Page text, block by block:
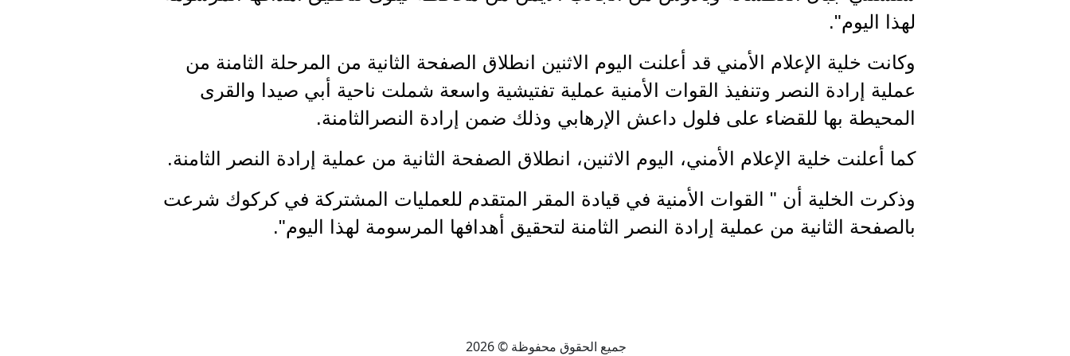
لهذا اليوم".
وكانت خلية الإعلام الأمني قد أعلنت اليوم الاثنين انطلاق الصفحة الثانية من المرحلة الثامنة من
عملية إرادة النصر وتنفيذ القوات الأمنية عملية تفتيشية واسعة شملت ناحية أبي صيدا والقرى
المحيطة بها للقضاء على فلول داعش الإرهابي وذلك ضمن إرادة النصرالثامنة.
كما أعلنت خلية الإعلام الأمني، اليوم الاثنين، انطلاق الصفحة الثانية من عملية إرادة النصر الثامنة.
وذكرت الخلية أن " القوات الأمنية في قيادة المقر المتقدم للعمليات المشتركة في كركوك شرعت
بالصفحة الثانية من عملية إرادة النصر الثامنة لتحقيق أهدافها المرسومة لهذا اليوم".
جميع الحقوق محفوظة © 2026